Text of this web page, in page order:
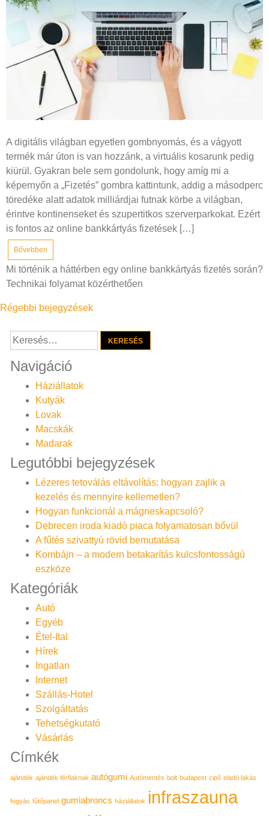
A digitális világban egyetlen gombnyomás, és a vágyott
termék már úton is van hozzánk, a virtuális kosarunk pedig
kiürül. Gyakran bele sem gondolunk, hogy amíg mi a
képernyőn a „Fizetés” gombra kattintunk, addig a másodperc
töredéke alatt adatok milliárdjai futnak körbe a világban,
érintve kontinenseket és szupertitkos szerverparkokat. Ezért
is fontos az online bankkártyás fizetések […]
Bővebben
Mi történik a háttérben egy online bankkártyás fizetés során?
Technikai folyamat közérthetően
Bejegyzés
navigáció
Régebbi bejegyzések
Keresés:
Navigáció
Háziállatok
Kutyák
Lovak
Macskák
Madarak
Legutóbbi bejegyzések
Lézeres tetoválás eltávolítás: hogyan zajlik a
kezelés és mennyire kellemetlen?
Hogyan funkcionál a mágneskapcsoló?
Debrecen iroda kiadó piaca folyamatosan bővül
A fűtés szivattyú rövid bemutatása
Kombájn – a modern betakarítás kulcsfontosságú
eszköze
Kategóriák
Autó
Egyéb
Étel-Ital
Hírek
Ingatlan
Internet
Szállás-Hotel
Szolgáltatás
Tehetségkutató
Vásárlás
Címkék
ajándék ajándék férfiaknak autógumi Autómentés bolt budapest cipő eladó lakás
fogyás fűtőpanel gumiabroncs háziállatok infraszauna